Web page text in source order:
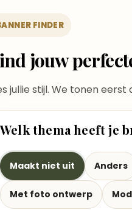
FINDER
jouw
jullie stijl. We tonen
Welk thema heeft je
Maakt niet uit Anders
Met foto ontwerp